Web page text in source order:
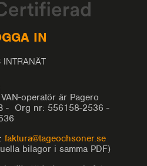
IN
INTRANÄT
operatör är Pagero
- Org nr: 556158-2536 -
faktura@tageochsoner.se
bilagor i samma PDF)